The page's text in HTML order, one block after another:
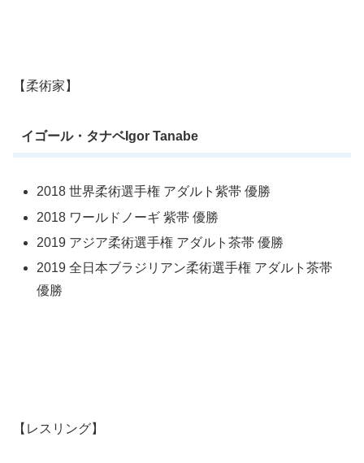
【柔術家】
イゴール・タナベIgor Tanabe
2018 世界柔術選手権 アダルト紫帯 優勝
2018 ワールドノーギ 紫帯 優勝
2019 アジア柔術選手権 アダルト茶帯 優勝
2019 全日本ブラジリアン柔術選手権 アダルト茶帯
優勝
【レスリング】